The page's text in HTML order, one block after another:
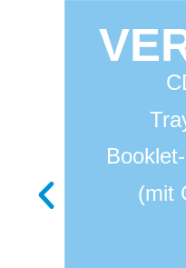
(mit